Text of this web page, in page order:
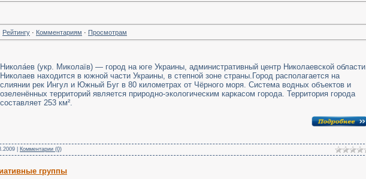
Рейтингу · Комментариям · Просмотрам
Никола́ев (укр. Миколаїв) — город на юге Украины, административный центр Николаевской области.
Николаев находится в южной части Украины, в степной зоне страны.Город располагается на
слиянии рек Ингул и Южный Буг в 80 километрах от Чёрного моря. Система водных объектов и
озеленённых территорий является природно-экологическим каркасом города. Территория города
составляет 253 км².
Комментарии (0)
группы